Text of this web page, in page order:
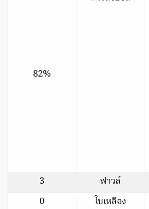
82%
3 ฟาวล์
0
ใบเหลือง